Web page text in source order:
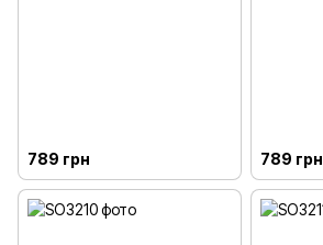
789 грн 789 грн